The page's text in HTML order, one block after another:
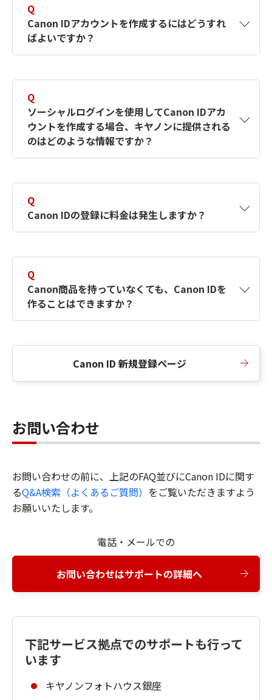
Q
Canon IDアカウントを作成するにはどうすれ
ばよいですか？
す。詳しい作成方法は【カメラ】Canon IDとは
何ですか？Canon IDの作成方法は？をご確認く
ださい。
Q
ソーシャルログインを使用してCanon IDアカ
ウントを作成する場合、キヤノンに提供される
のはどのような情報ですか？
択したサービスから取得します。アカウントを
簡単に作成できるように、この情報を使用して
Canon IDの登録フォームを入力します。
Q
Canon IDの登録に料金は発生しますか？
Q
Canon商品を持っていなくても、Canon IDを
作ることはできますか？
Canon ID 新規登録ページ
お問い合わせ
お問い合わせの前に、上記のFAQ並びにCanon IDに関す
るQ&A検索（よくあるご質問） をご覧いただきますよう
お願いいたします。
電話・メールでの
お問い合わせはサポートの詳細へ
下記サービス拠点でのサポートも行って
います
キヤノンフォトハウス銀座